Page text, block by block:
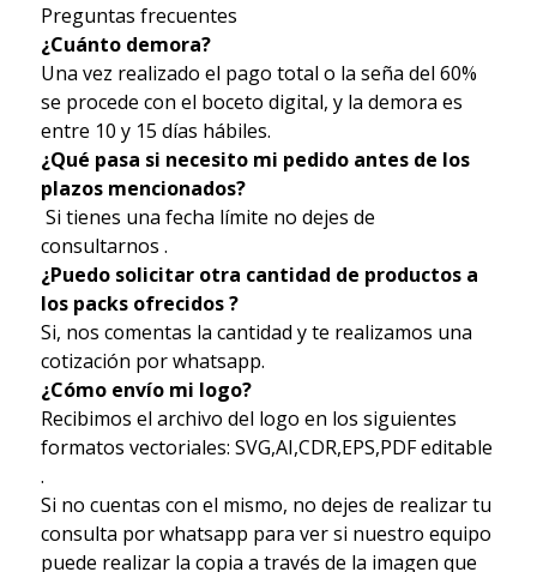
Preguntas frecuentes
¿Cuánto demora?
Una vez realizado el pago total o la seña del 60%
se procede con el boceto digital, y la demora es
entre 10 y 15 días hábiles.
¿Qué pasa si necesito mi pedido antes de los
plazos mencionados?
Si tienes una fecha límite no dejes de
consultarnos .
¿Puedo solicitar otra cantidad de productos a
los packs ofrecidos ?
Si, nos comentas la cantidad y te realizamos una
cotización por whatsapp.
¿Cómo envío mi logo?
Recibimos el archivo del logo en los siguientes
formatos vectoriales: SVG,AI,CDR,EPS,PDF editable
.
Si no cuentas con el mismo, no dejes de realizar tu
consulta por whatsapp para ver si nuestro equipo
puede realizar la copia a través de la imagen que